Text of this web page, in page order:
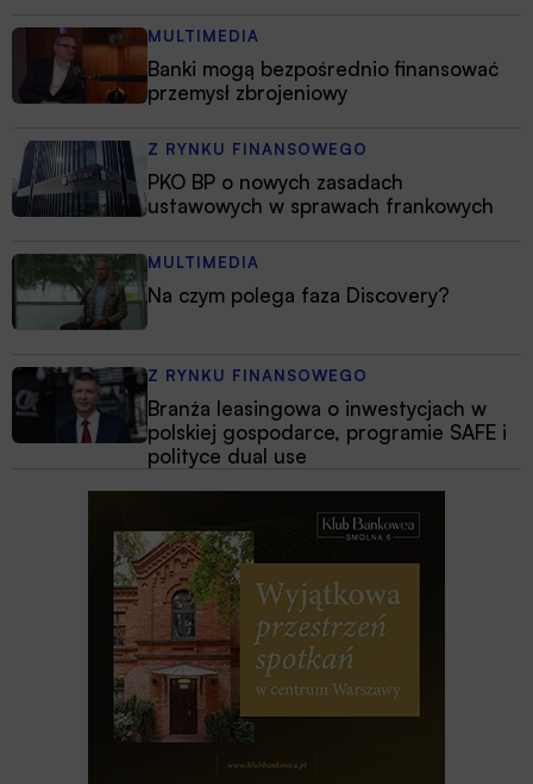
MULTIMEDIA
Banki mogą bezpośrednio finansować
przemysł zbrojeniowy
Z RYNKU FINANSOWEGO
PKO BP o nowych zasadach
ustawowych w sprawach frankowych
MULTIMEDIA
Na czym polega faza Discovery?
Z RYNKU FINANSOWEGO
Branża leasingowa o inwestycjach w
polskiej gospodarce, programie SAFE i
polityce dual use